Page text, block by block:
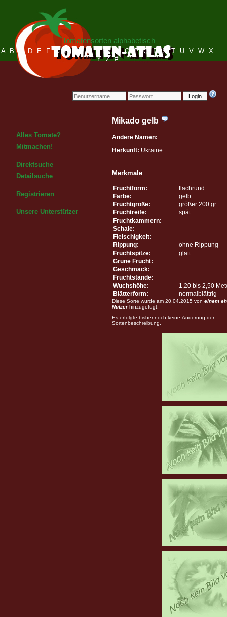
Login
Tomatensorten alphabetisch
A B C D E F G H I J K L M N O P Q R S T U V W X
Y Z #
Alles Tomate?
Mitmachen!
Direktsuche
Detailsuche
Registrieren
Unsere Unterstützer
Mikado gelb
Andere Namen:
Herkunft: Ukraine
Merkmale
Fruchtform:
flachrund
Farbe:
gelb
Fruchtgröße:
größer 200 gr.
Fruchtreife:
spät
Fruchtkammern:
Schale:
Fleischigkeit:
Rippung:
ohne Rippung
Fruchtspitze:
glatt
Grüne Frucht:
Geschmack:
Fruchtstände:
Wuchshöhe:
1,20 bis 2,50
Blätterform:
normalblättrig
Diese Sorte wurde am 20.04.2015 von einem
Nutzerhinzugefügt.
Es erfolgte bisher noch keine Änderung der
Sortenbeschreibung.